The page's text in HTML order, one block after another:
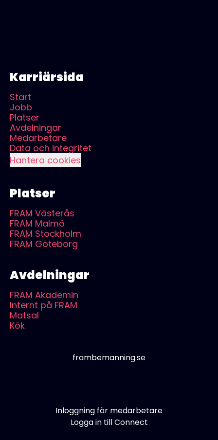
Karriärsida
Start
Jobb
Platser
Avdelningar
Medarbetare
Data och integritet
Hantera cookies
Platser
FRAM Västerås
FRAM Malmö
FRAM Stockholm
FRAM Göteborg
Avdelningar
FRAM Akademin
Internt på FRAM
Matsal
Kök
frambemanning.se
Inloggning för medarbetare
Logga in till Connect